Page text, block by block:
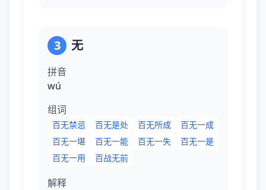
3 无
拼音
wú
组词
百无禁忌 百无是处 百无所成
百无一成
百无一堪
百无一能 百无一失
百无一是
百无一用
百战无前
解释